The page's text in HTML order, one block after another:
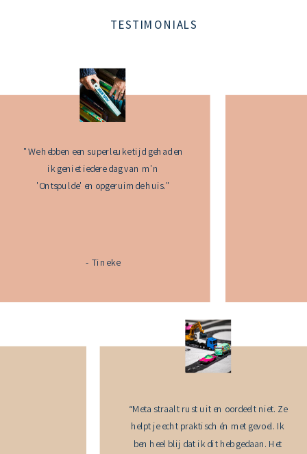
"We hebben een superleuke tijd gehad en
ik geniet iedere dag van m'n
'Ontspulde' en opgeruimde huis."
- Tineke
“Meta straalt rust uit en oordeelt niet. Ze
helpt je echt praktisch én met gevoel. Ik
ben heel blij dat ik dit heb gedaan. Het
TESTIMONIALS